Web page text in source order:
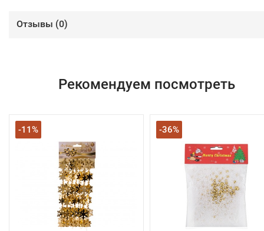
Отзывы (0)
Рекомендуем посмотреть
-11% -36%